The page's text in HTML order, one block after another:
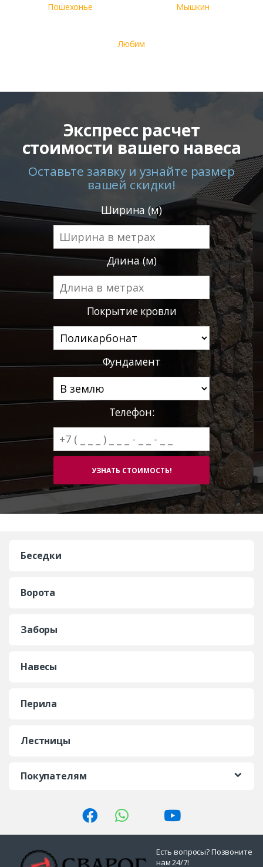
Пошехонье Мышкин
Любим
Экспресс расчет
стоимости вашего навеса
Оставьте заявку и узнайте размер
вашей скидки!
Ширина (м)
Длина (м)
Покрытие кровли
Фундамент
Телефон:
Беседки
Ворота
Заборы
Навесы
Перила
Лестницы
Покупателям
Есть вопросы? Позвоните
нам 24/7!